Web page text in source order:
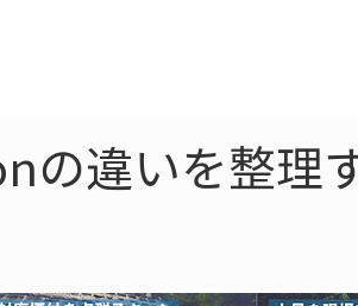
の違いを整理